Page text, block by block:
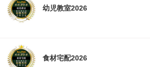
幼児教室2026
食材宅配2026